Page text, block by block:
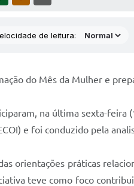
de leitura:
do Mês da Mulher e
na última sexta-feira
e foi conduzido pela
orientações práticas
teve como foco